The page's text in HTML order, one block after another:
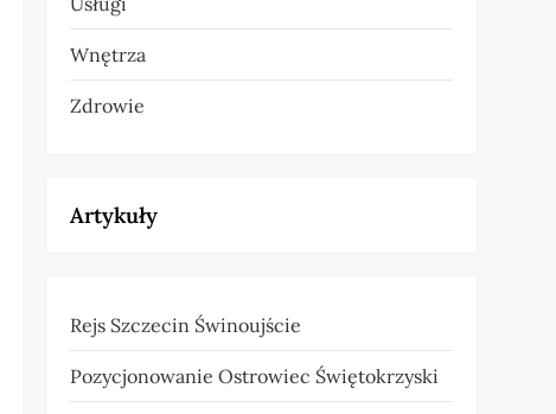
Wnętrza
Zdrowie
Artykuły
Rejs Szczecin Świnoujście
Pozycjonowanie Ostrowiec Świętokrzyski